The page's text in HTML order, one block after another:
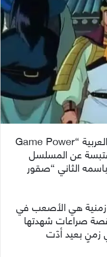
أطلقت شركة تطوير الألعاب العربية “Game Power
عن المسلسل
الثاني “صقور
زمنية هي الأصعب في
صراعات شهدتها
زمنٍ بعيد أدّت